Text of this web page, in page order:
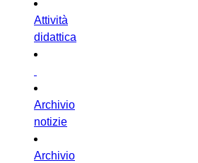
Attività
didattica
Archivio
notizie
Archivio